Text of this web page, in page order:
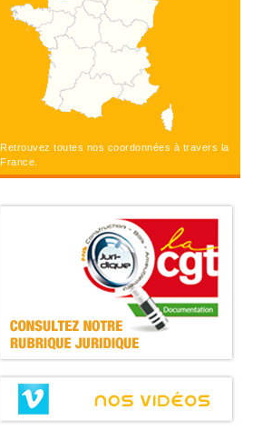
Retrouvez toutes nos coordonnées à travers la
France.